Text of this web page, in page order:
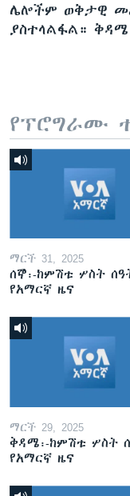
ሌሎችም ወቅታዊ
ያስተላልፋል።
የፕሮግራሙ
ማርች 31, 2025
ሰኞ፡-ከምሽቱ ሦስት
የአማርኛ ዜና
ማርች 29, 2025
ቅዳሜ፡-ከምሽቱ ሦስት
የአማርኛ ዜና